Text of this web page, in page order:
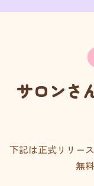
サロンさ
下記は正式リリー
無